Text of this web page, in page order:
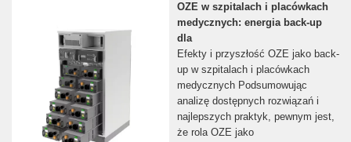
OZE w szpitalach i placówkach
medycznych: energia back-up
dla
Efekty i przyszłość OZE jako back-
up w szpitalach i placówkach
medycznych Podsumowując
analizę dostępnych rozwiązań i
najlepszych praktyk, pewnym jest,
że rola OZE jako